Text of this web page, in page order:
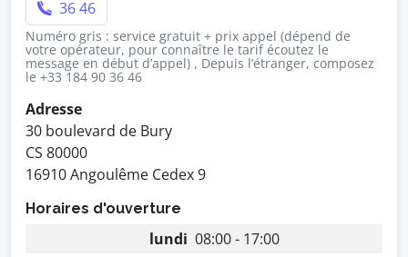
36 46
Numéro gris : service gratuit + prix appel (dépend de
votre opérateur, pour connaître le tarif écoutez le
message en début d’appel) , Depuis l’étranger, composez
le +33 184 90 36 46
Adresse
30 boulevard de Bury
CS 80000
16910 Angoulême Cedex 9
Horaires d'ouverture
lundi 08:00 - 17:00